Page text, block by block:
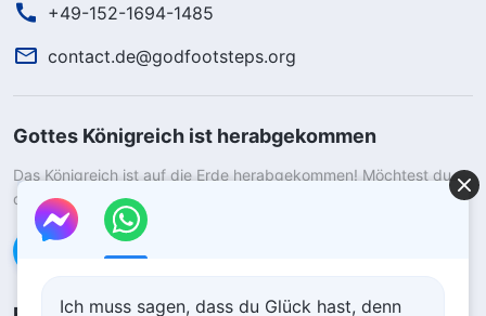
+49-152-1694-1485
contact.de@godfootsteps.org
Gottes Königreich ist herabgekommen
Das Königreich ist auf die Erde herabgekommen! Möchtest du
das Königreich Gottes betreten?
Kontaktiere uns über WhatsApp
Ich muss sagen, dass du Glück hast, denn